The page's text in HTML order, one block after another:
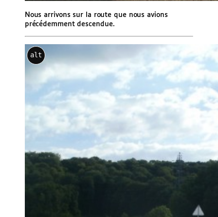
Nous arrivons sur la route que nous avions
précédemment descendue.
alt